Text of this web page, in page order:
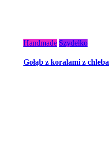
Handmade Szydełko
Gołąb z koralami z chleba